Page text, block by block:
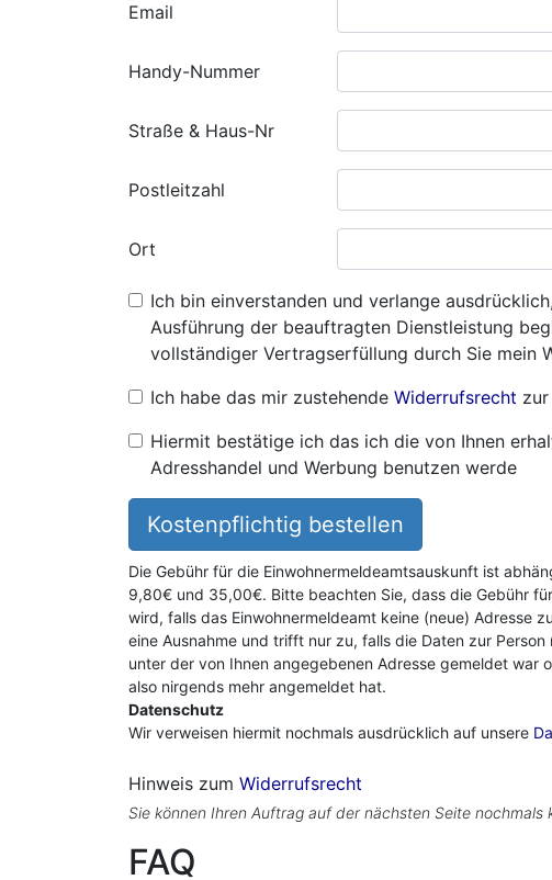
Email
Handy-Nummer
Straße & Haus-Nr
Postleitzahl
Ort
Ich bin einverstanden und verlange
Ausführung der beauftragten Dienstleistung
vollständiger Vertragserfüllung durch Sie mein
Ich habe das mir zustehende Widerrufsrecht
Hiermit bestätige ich das ich die von Ihnen
Adresshandel und Werbung benutzen werde
Kostenpflichtig bestellen
Die Gebühr für die Einwohnermeldeamtsauskunft ist
9,80€ und 35,00€. Bitte beachten Sie, dass die Gebühr
wird, falls das Einwohnermeldeamt keine (neue) Adresse
eine Ausnahme und trifft nur zu, falls die Daten zur
unter der von Ihnen angegebenen Adresse gemeldet
also nirgends mehr angemeldet hat.
Datenschutz
Wir verweisen hiermit nochmals ausdrücklich auf unsere
Hinweis zum Widerrufsrecht
Sie können Ihren Auftrag auf der nächsten Seite nochmals
FAQ